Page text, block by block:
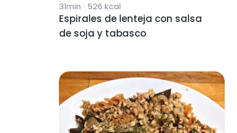
31min · 526 kcal
Espirales de lenteja con salsa
de soja y tabasco